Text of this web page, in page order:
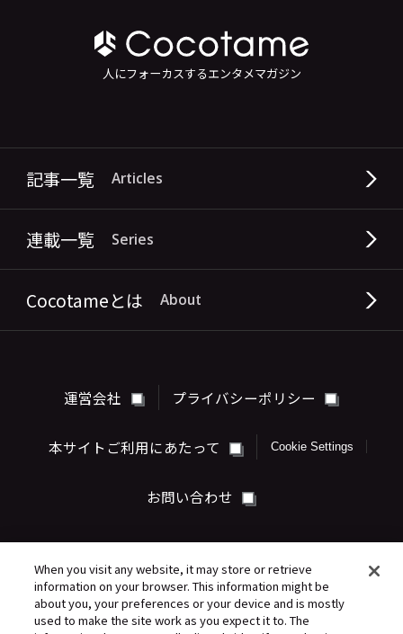
人にフォーカスするエンタメマガジン
記事一覧 Articles
連載一覧 Series
Cocotameとは About
運営会社 プライバシーポリシー
本サイトご利用にあたって Cookie Settings
お問い合わせ
When you visit any website, it may store or retrieve
information on your browser. This information might be
about you, your preferences or your device and is mostly
used to make the site work as you expect it to. The